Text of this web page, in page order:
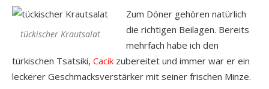
tückischer Krautsalat
Zum Döner gehören natürlich
die richtigen Beilagen. Bereits
mehrfach habe ich den
türkischen Tsatsiki, Cacik zubereitet und immer war er ein
leckerer Geschmacksverstärker mit seiner frischen Minze.